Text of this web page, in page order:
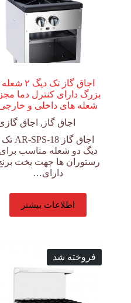
اجاق گاز تک دیگ ۲ شعله
بزرگ دارای کنترل دما مجزا
شعله های داخلی و
اجاق گاز , اجاق
اجاق گاز AR-SPS-18 تک
دیگ دو شعله مناسب برای
رستوران ها جهت پخت
دارای…
اطلاعات بیشتر
فروخته شد